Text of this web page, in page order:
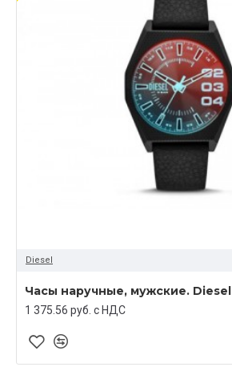
Diesel
Часы наручные, мужские. Diesel
1 375.56 руб. c НДС